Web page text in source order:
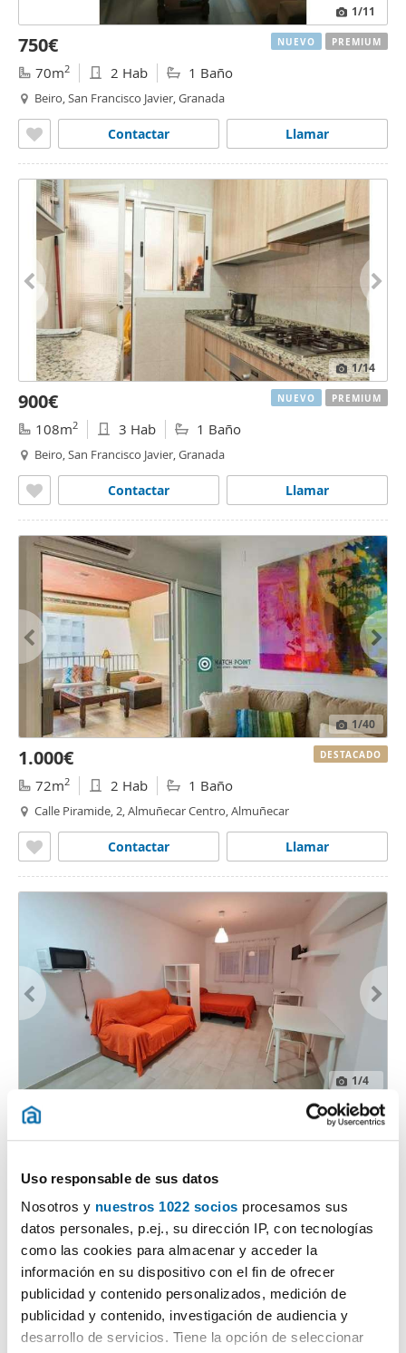
Uso responsable de sus datos
Nosotros y nuestros 1022 socios procesamos sus
datos personales, p.ej., su dirección IP, con tecnologías
como las cookies para almacenar y acceder la
información en su dispositivo con el fin de ofrecer
publicidad y contenido personalizados, medición de
publicidad y contenido, investigación de audiencia y
desarrollo de servicios. Tiene la opción de seleccionar
1/11
750€
70m2 2 Hab 1 Baño
Beiro, San Francisco Javier, Granada
Llamar
Contactar
NUEVO PREMIUM
1/14
900€
108m2 3 Hab 1 Baño
Beiro, San Francisco Javier, Granada
Llamar
Contactar
NUEVO PREMIUM
1/40
1.000€
72m2 2 Hab 1 Baño
Calle Piramide, 2, Almuñecar Centro, Almuñecar
Llamar
Contactar
DESTACADO
1/4
470€
45m2 1 Hab 1 Baño
Llamar
Contactar
TOP